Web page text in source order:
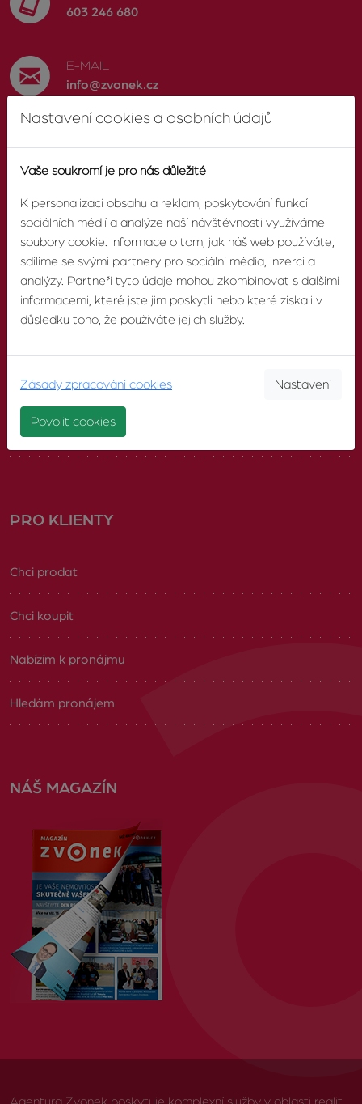
603 246 680
E-MAIL
info@zvonek.cz
O AGENTUŘE
O nás
Náš tým
Volná pracovní místa
PRO KLIENTY
Chci prodat
Chci koupit
Nabízím k pronájmu
Hledám pronájem
NÁŠ MAGAZÍN
Agentura Zvonek poskytuje komplexní služby v oblasti realit,
Nastavení cookies a osobních údajů
Vaše soukromí je pro nás důležité
K personalizaci obsahu a reklam, poskytování funkcí
sociálních médií a analýze naší návštěvnosti využíváme
soubory cookie. Informace o tom, jak náš web používáte,
sdílíme se svými partnery pro sociální média, inzerci a
analýzy. Partneři tyto údaje mohou zkombinovat s dalšími
informacemi, které jste jim poskytli nebo které získali v
důsledku toho, že používáte jejich služby.
Zásady zpracování cookies Nastavení
Povolit cookies